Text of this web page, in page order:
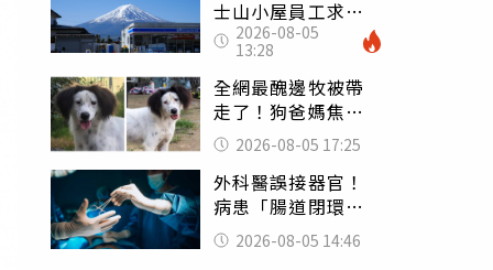
士山小屋員工求助
「想活下去」 山
友狂背物資上山：
台灣真的是寶島
2026-08-05
13:28
全網最醜邊牧被帶
走了！狗爸媽焦慮
到送醫 農場急喊
一句話
2026-08-05 17:25
外科醫誤接器官！
病患「腸道閉環」
無法排便險死 同
行看傻：糟糕至極
2026-08-05 14:46